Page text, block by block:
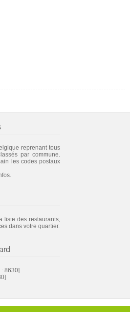
reprenant tous
par commune.
les codes postaux
liste des restaurants,
dans votre quartier.
: 8630]